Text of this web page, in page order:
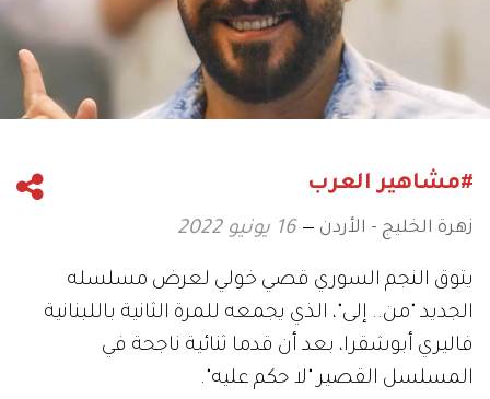
#مشاهير العرب
زهرة الخليج - الأردن 16 يونيو 2022
يتوق النجم السوري قصي خولي لعرض مسلسله
الجديد "من.. إلى"، الذي يجمعه للمرة الثانية باللبنانية
فاليري أبوشقرا، بعد أن قدما ثنائية ناجحة في
المسلسل القصير "لا حكم عليه".